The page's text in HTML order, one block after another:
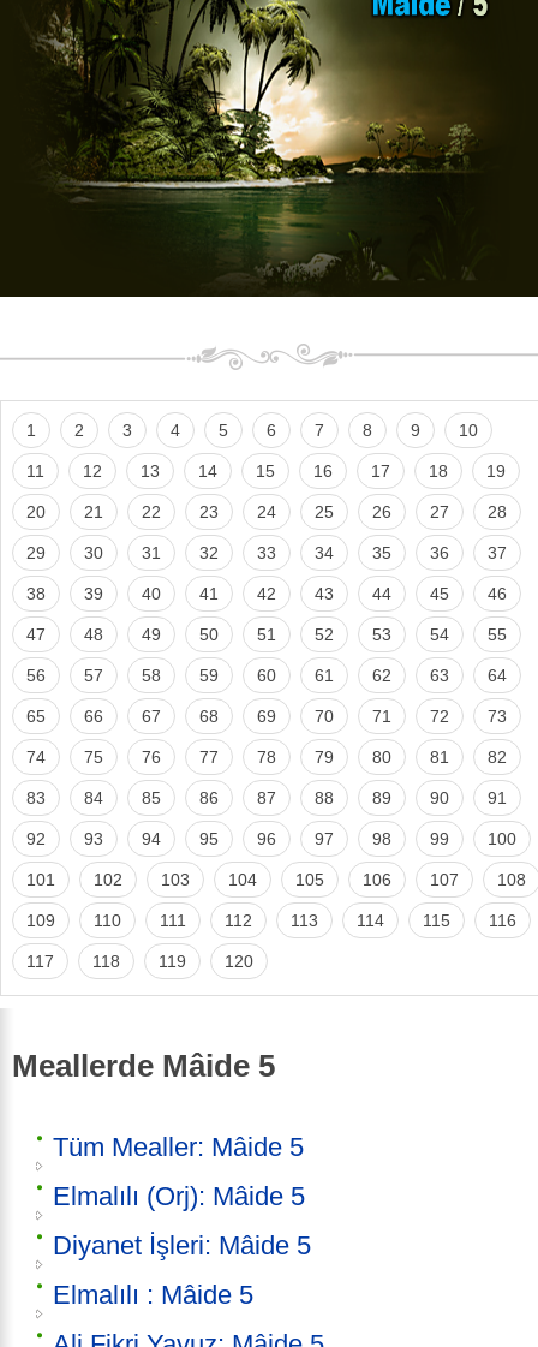
1 2 3 4 5 6 7 8 9 10
11 12 13 14 15 16 17 18 19
20 21 22 23 24 25 26 27 28
29 30 31 32 33 34 35 36 37
38 39 40 41 42 43 44 45 46
47 48 49 50 51 52 53 54 55
56 57 58 59 60 61 62 63 64
65 66 67 68 69 70 71 72 73
74 75 76 77 78 79 80 81 82
83 84 85 86 87 88 89 90 91
92 93 94 95 96 97 98 99 100
101 102 103 104 105 106 107 108
109 110 111 112 113 114 115 116
117 118 119 120
Meallerde Mâide 5
Tüm Mealler: Mâide 5
Elmalılı (Orj): Mâide 5
Diyanet İşleri: Mâide 5
Elmalılı : Mâide 5